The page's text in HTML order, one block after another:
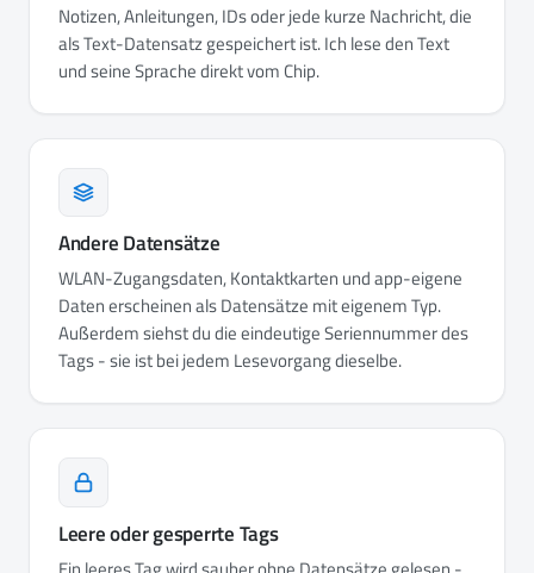
Notizen, Anleitungen, IDs oder jede kurze Nachricht, die
als Text-Datensatz gespeichert ist. Ich lese den Text
und seine Sprache direkt vom Chip.
Andere Datensätze
WLAN-Zugangsdaten, Kontaktkarten und app-eigene
Daten erscheinen als Datensätze mit eigenem Typ.
Außerdem siehst du die eindeutige Seriennummer des
Tags - sie ist bei jedem Lesevorgang dieselbe.
Leere oder gesperrte Tags